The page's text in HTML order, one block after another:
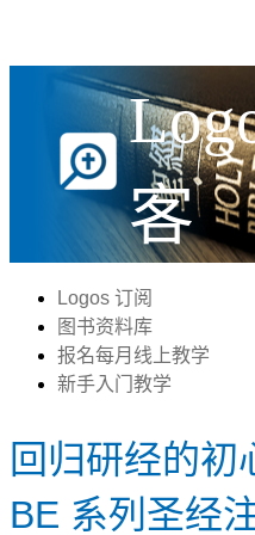
客
Logos 订阅
图书资料库
报名每月线上教学
新手入门教学
回归研经的初
BE 系列圣经